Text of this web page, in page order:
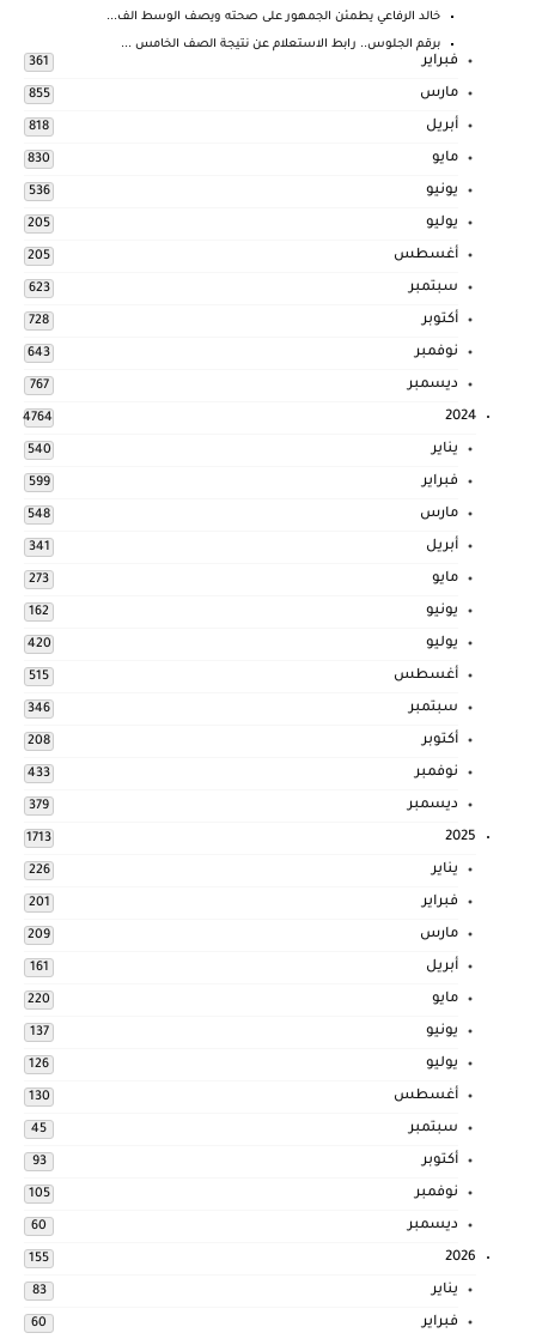
خالد الرفاعي يطمئن الجمهور على صحته ويصف الوسط الف...
برقم الجلوس.. رابط الاستعلام عن نتيجة الصف الخامس ...
فبراير 361
مارس 855
أبريل 818
مايو 830
يونيو 536
يوليو 205
أغسطس 205
سبتمبر 623
أكتوبر 728
نوفمبر 643
ديسمبر 767
2024
4764
يناير 540
فبراير 599
مارس 548
أبريل 341
مايو 273
يونيو 162
يوليو 420
أغسطس 515
سبتمبر 346
أكتوبر 208
نوفمبر 433
ديسمبر 379
2025
1713
يناير 226
فبراير 201
مارس 209
أبريل 161
مايو 220
يونيو 137
يوليو 126
أغسطس 130
سبتمبر 45
أكتوبر 93
نوفمبر 105
ديسمبر 60
2026
155
يناير 83
فبراير 60